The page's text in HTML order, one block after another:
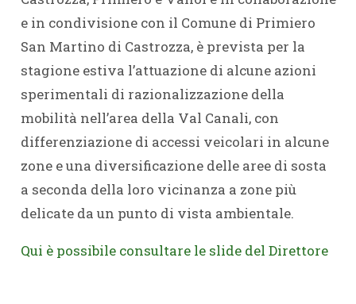
e in condivisione con il Comune di Primiero
San Martino di Castrozza, è prevista per la
stagione estiva l’attuazione di alcune azioni
sperimentali di razionalizzazione della
mobilità nell’area della Val Canali, con
differenziazione di accessi veicolari in alcune
zone e una diversificazione delle aree di sosta
a seconda della loro vicinanza a zone più
delicate da un punto di vista ambientale.
Qui è possibile consultare le slide del Direttore